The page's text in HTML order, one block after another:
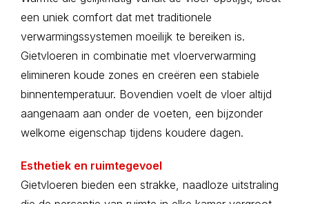
een uniek comfort dat met traditionele
verwarmingssystemen moeilijk te bereiken is.
Gietvloeren in combinatie met vloerverwarming
elimineren koude zones en creëren een stabiele
binnentemperatuur. Bovendien voelt de vloer altijd
aangenaam aan onder de voeten, een bijzonder
welkome eigenschap tijdens koudere dagen.
Esthetiek en ruimtegevoel
Gietvloeren bieden een strakke, naadloze uitstraling